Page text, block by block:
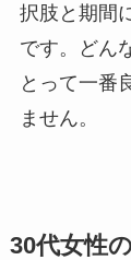
択肢と期間
です。どん
とって一番
ません。
30代女性